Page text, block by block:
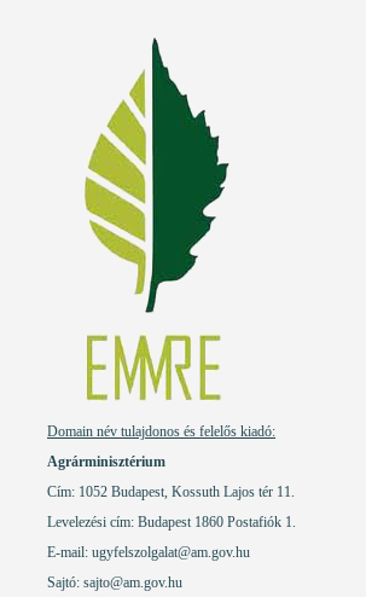
Domain név tulajdonos és felelős kiadó:
Agrárminisztérium
Cím: 1052 Budapest, Kossuth Lajos tér 11.
Levelezési cím: Budapest 1860 Postafiók 1.
E-mail: ugyfelszolgalat@am.gov.hu
Sajtó: sajto@am.gov.hu